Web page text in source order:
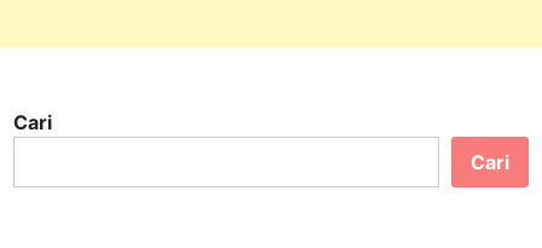
d
Cari
Cari